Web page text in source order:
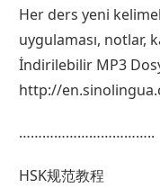
Her ders yeni
uygulaması, notlar,
İndirilebilir MP3
http://
……………………………..
HSK规范教程